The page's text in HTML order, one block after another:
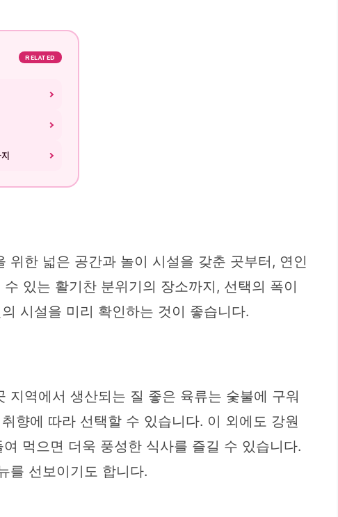
RELATED
한 넓은 공간과 놀이 시설을 갖춘 곳부터, 연인
있는 활기찬 분위기의 장소까지, 선택의 폭이
시설을 미리 확인하는 것이 좋습니다.
역에서 생산되는 질 좋은 육류는 숯불에 구워
향에 따라 선택할 수 있습니다. 이 외에도 강원
먹으면 더욱 풍성한 식사를 즐길 수 있습니다.
를 선보이기도 합니다.